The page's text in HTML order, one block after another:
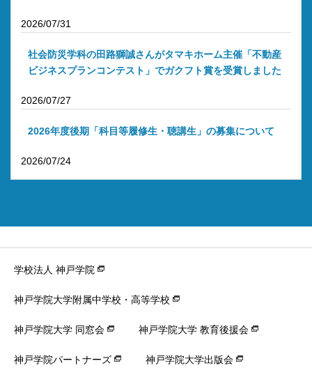
2026/07/31
社会防災学科の田路獅誠さんがタマキホーム主催「不動産
ビジネスプランコンテスト」でガクフト賞を受賞しました
2026/07/27
2026年度後期「科目等履修生・聴講生」の募集について
2026/07/24
学校法人 神戸学院
神戸学院大学附属中学校・高等学校
神戸学院大学 同窓会 神戸学院大学 教育後援会
神戸学院パートナーズ 神戸学院大学出版会